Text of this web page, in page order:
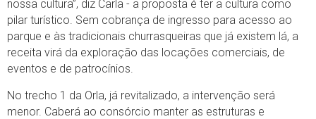
nossa cultura”, diz Carla - a proposta é ter a cultura como
pilar turístico. Sem cobrança de ingresso para acesso ao
parque e às tradicionais churrasqueiras que já existem lá, a
receita virá da exploração das locações comerciais, de
eventos e de patrocínios.
No trecho 1 da Orla, já revitalizado, a intervenção será
menor. Caberá ao consórcio manter as estruturas e